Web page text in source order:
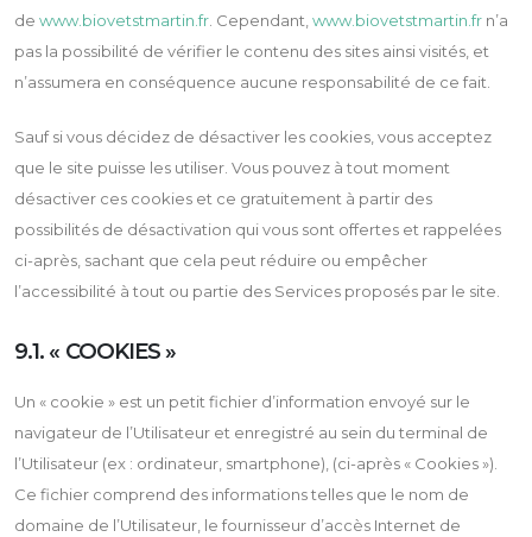
de www.biovetstmartin.fr . Cependant, www.biovetstmartin.fr n’a
pas la possibilité de vérifier le contenu des sites ainsi visités, et
n’assumera en conséquence aucune responsabilité de ce fait.
Sauf si vous décidez de désactiver les cookies, vous acceptez
que le site puisse les utiliser. Vous pouvez à tout moment
désactiver ces cookies et ce gratuitement à partir des
possibilités de désactivation qui vous sont offertes et rappelées
ci-après, sachant que cela peut réduire ou empêcher
l’accessibilité à tout ou partie des Services proposés par le site.
9.1. « COOKIES »
Un « cookie » est un petit fichier d’information envoyé sur le
navigateur de l’Utilisateur et enregistré au sein du terminal de
l’Utilisateur (ex : ordinateur, smartphone), (ci-après « Cookies »).
Ce fichier comprend des informations telles que le nom de
domaine de l’Utilisateur, le fournisseur d’accès Internet de